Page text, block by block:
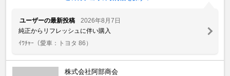
ユーザーの最新投稿
2026年8月7日
純正からリフレッシュに伴い購入
ｲﾜﾁｬｰ （愛車：トヨタ 86）
株式会社阿部商会